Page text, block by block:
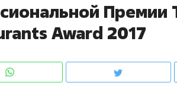
Премии
Award 2017